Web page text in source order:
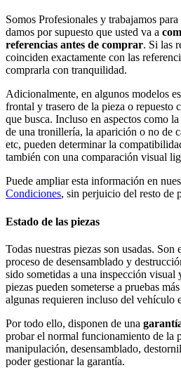
Somos Profesionales y trabajamos
damos por supuesto que usted va a
referencias antes de comprar. Si las
coinciden exactamente con las
comprarla con tranquilidad.
Adicionalmente, en algunos modelos
frontal y trasero de la pieza o repuesto
que busca. Incluso en aspectos como
de una tronillería, la aparición o no de
etc, pueden determinar la
también con una comparación visual
Puede ampliar esta información en
Condiciones, sin perjuicio del resto de
Estado de las piezas
Todas nuestras piezas son usadas.
proceso de desensamblado y
sido sometidas a una inspección visual
piezas pueden someterse a pruebas
algunas requieren incluso del vehículo
Por todo ello, disponen de una
probar el normal funcionamiento de la
manipulación, desensamblado,
poder gestionar la garantía.